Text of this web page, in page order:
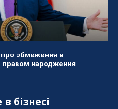
про обмеження в
народження
бізнесі